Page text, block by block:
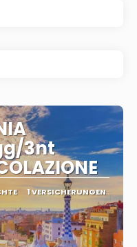
3nt
1 VERSICHERUNGEN